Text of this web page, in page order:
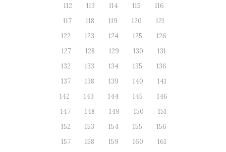
112
113 114 115
116
117
118 119 120
121
122
123 124 125
126
127
128 129 130
131
132
133 134 135
136
137
138 139 140
141
142
143 144 145
146
147
148 149 150
151
152
153 154 155
156
157
158 159 160
161